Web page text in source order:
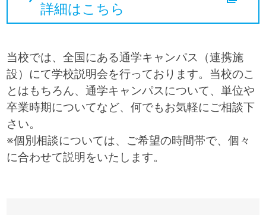
詳細はこちら
当校では、全国にある通学キャンパス（連携施
設）にて学校説明会を行っております。当校のこ
とはもちろん、通学キャンパスについて、単位や
卒業時期についてなど、何でもお気軽にご相談下
さい。
※個別相談については、ご希望の時間帯で、個々
に合わせて説明をいたします。